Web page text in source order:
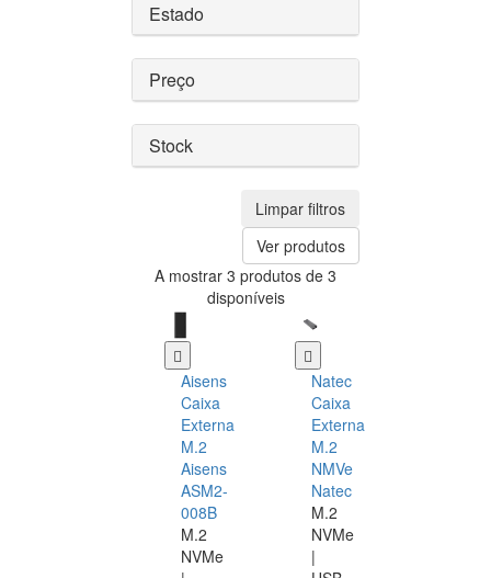
Estado
Preço
Stock
Limpar filtros
Ver produtos
A mostrar 3 produtos de 3
disponíveis
Aisens
Caixa
Externa
M.2
Aisens
ASM2-
008B
M.2
NVMe
Natec
Caixa
Externa
M.2
NMVe
Natec
M.2
NVMe
|